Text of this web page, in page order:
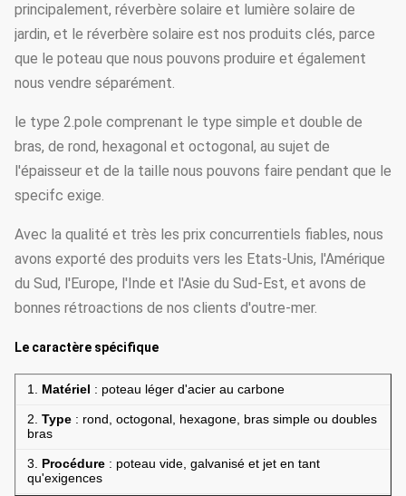
principalement, réverbère solaire et lumière solaire de
jardin, et le réverbère solaire est nos produits clés, parce
que le poteau que nous pouvons produire et également
nous vendre séparément.
le type 2.pole comprenant le type simple et double de
bras, de rond, hexagonal et octogonal, au sujet de
l'épaisseur et de la taille nous pouvons faire pendant que le
specifc exige.
Avec la qualité et très les prix concurrentiels fiables, nous
avons exporté des produits vers les Etats-Unis, l'Amérique
du Sud, l'Europe, l'Inde et l'Asie du Sud-Est, et avons de
bonnes rétroactions de nos clients d'outre-mer.
Le caractère spécifique
1. Matériel : poteau léger d'acier au carbone
2. Type : rond, octogonal, hexagone, bras simple ou doubles
bras
3. Procédure : poteau vide, galvanisé et jet en tant
qu'exigences